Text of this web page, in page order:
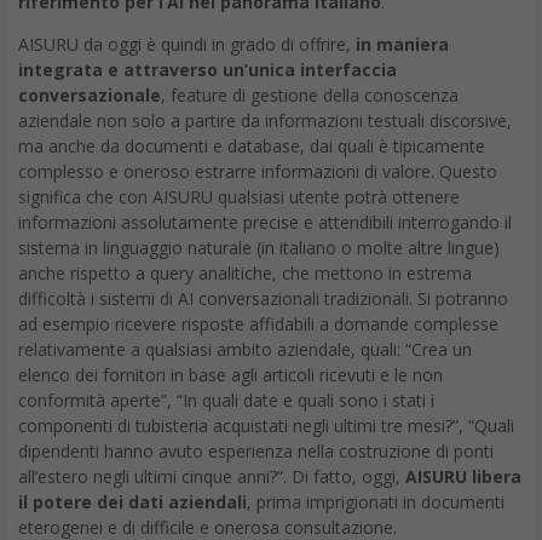
AISURU da oggi è quindi in grado di offrire, in maniera
integrata e attraverso un’unica interfaccia
conversazionale, feature di gestione della conoscenza
aziendale non solo a partire da informazioni testuali discorsive,
ma anche da documenti e database, dai quali è tipicamente
complesso e oneroso estrarre informazioni di valore. Questo
significa che con AISURU qualsiasi utente potrà ottenere
informazioni assolutamente precise e attendibili interrogando il
sistema in linguaggio naturale (in italiano o molte altre lingue)
anche rispetto a query analitiche, che mettono in estrema
difficoltà i sistemi di AI conversazionali tradizionali. Si potranno
ad esempio ricevere risposte affidabili a domande complesse
relativamente a qualsiasi ambito aziendale, quali: “Crea un
elenco dei fornitori in base agli articoli ricevuti e le non
conformità aperte”, “In quali date e quali sono i stati i
componenti di tubisteria acquistati negli ultimi tre mesi?”, “Quali
dipendenti hanno avuto esperienza nella costruzione di ponti
all’estero negli ultimi cinque anni?”. Di fatto, oggi, AISURU libera
il potere dei dati aziendali, prima imprigionati in documenti
eterogenei e di difficile e onerosa consultazione.